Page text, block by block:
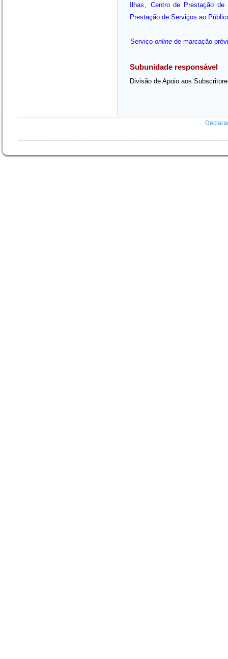
Ilhas , Centro de Prestação
Prestação de Serviços ao
Serviço online de marcação
Subunidade responsável
Divisão de Apoio aos